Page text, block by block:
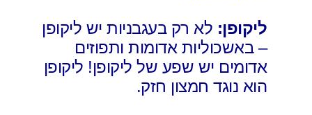
ליקופן: לא רק בעגבניות יש ליקופן
– באשכוליות אדומות ותפוזים
אדומים יש שפע של ליקופן! ליקופן
הוא נוגד חמצון חזק.